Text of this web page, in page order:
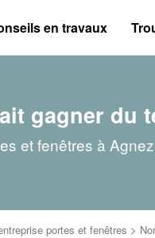
en travaux
gagner du
et fenêtres à
portes et fenêtres >